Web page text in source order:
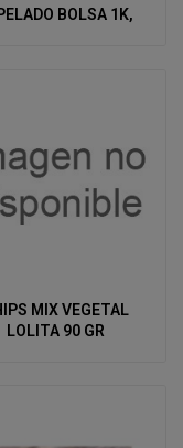
BOLSA 1K,
MIX VEGETAL
LOLITA 90 GR